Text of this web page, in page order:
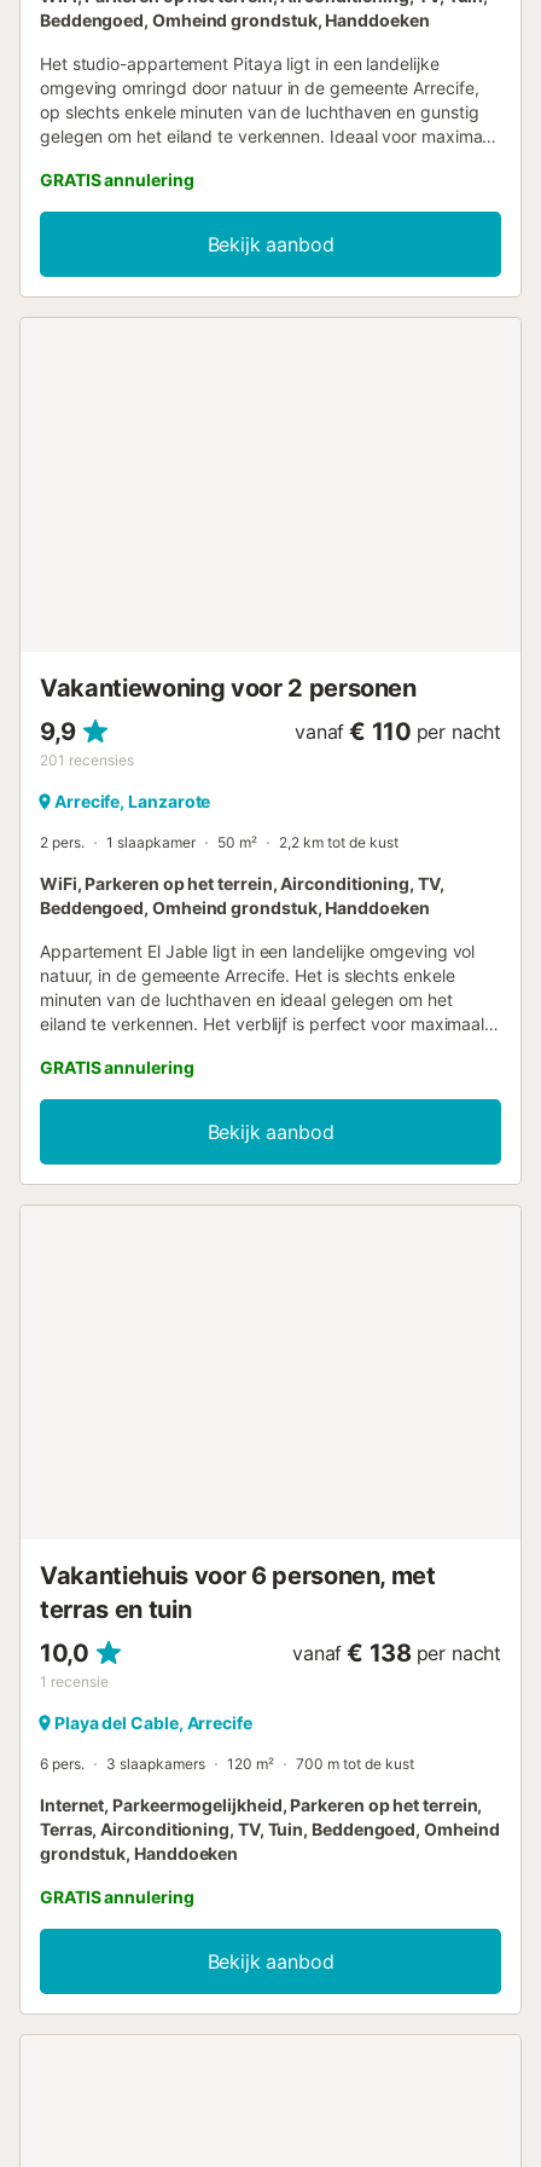
Beddengoed, Omheind grondstuk, Handdoeken
Het studio-appartement Pitaya ligt in een landelijke
omgeving omringd door natuur in de gemeente Arrecife,
op slechts enkele minuten van de luchthaven en gunstig
gelegen om het eiland te verkennen. Ideaal voor maximaal
tot 17 jaar zijn niet toegestaan. Het appartement van 30
m² biedt prachtig uitzicht op de Atlantische Oceaan en
bestaat uit een woon-/slaapruimte, 1 badkamer, een
volledig uitgeruste keuken en een gedeelde buitenruimte
met tuin en open terras. Tot de extra voorzieningen
GRATIS annulering
Bekijk aanbod
Vakantiewoning voor 2 personen
9,9
201 recensies
vanaf € 110 per nacht
Arrecife, Lanzarote
2 pers. 1 slaapkamer 50 m² 2,2 km tot de kust
WiFi, Parkeren op het terrein, Airconditioning, TV,
Beddengoed, Omheind grondstuk, Handdoeken
Appartement El Jable ligt in een landelijke omgeving vol
natuur, in de gemeente Arrecife. Het is slechts enkele
minuten van de luchthaven en ideaal gelegen om het
eiland te verkennen. Het verblijf is perfect voor maximaal 2
tot 17 jaar zijn niet toegestaan. Het appartement van 50
m² biedt prachtig uitzicht op de bergen en beschikt over 1
slaapkamer met tweepersoonsbed, 1 badkamer, een
zithoek, volledig uitgeruste keuken, tuin en een open
terras. Tot de extra voorzieningen behoren snelle wifi,
GRATIS annulering
Bekijk aanbod
Vakantiehuis voor 6 personen, met
terras en tuin
10,0
1 recensie
vanaf € 138 per nacht
Playa del Cable, Arrecife
6 pers. 3 slaapkamers 120 m² 700 m tot de kust
Internet, Parkeermogelijkheid, Parkeren op het terrein,
Terras, Airconditioning, TV, Tuin, Beddengoed, Omheind
grondstuk, Handdoeken
GRATIS annulering
Bekijk aanbod